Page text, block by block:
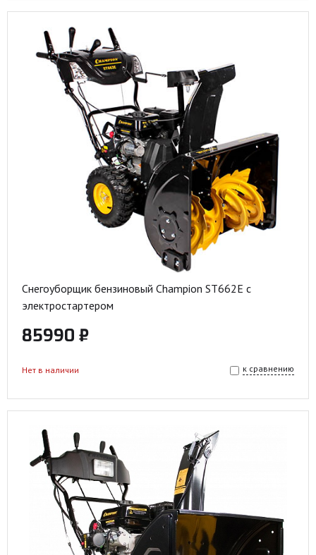
Снегоуборщик бензиновый Champion ST662E с
электростартером
85990 ₽
к сравнению
Нет в наличии